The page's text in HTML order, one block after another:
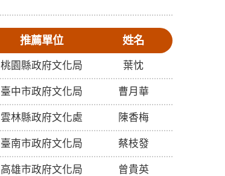
推薦單位 姓名
桃園縣政府文化局 葉忱
臺中市政府文化局 曹月華
雲林縣政府文化處 陳香梅
臺南市政府文化局 蔡枝發
高雄市政府文化局 曾貴英